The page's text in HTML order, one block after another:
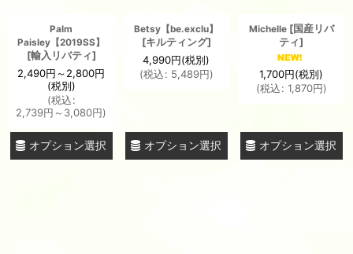
Palm
Paisley【2019SS】
[輸入リバティ]
2,490円～2,800円
(税別)
(税込:
2,739円 ～3,080円)
オプション選択
Betsy【be.exclu】
[キルティング]
4,990円(税別)
(税込: 5,489円)
オプション選択
Michelle [国産リバ
ティ]
1,700円(税別)
(税込: 1,870円)
オプション選択